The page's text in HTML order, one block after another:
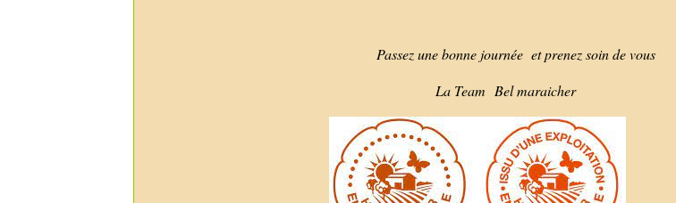
Passez une bonne journée et prenez soin de vous
La Team Bel maraicher